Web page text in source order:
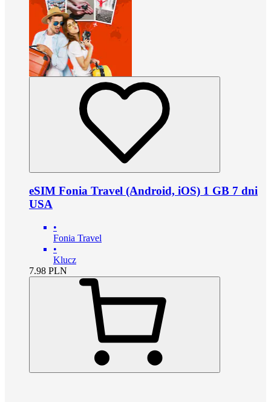
eSIM Fonia Travel (Android, iOS) 1 GB 7 dni
USA
•
Fonia Travel
•
Klucz
7.98 PLN